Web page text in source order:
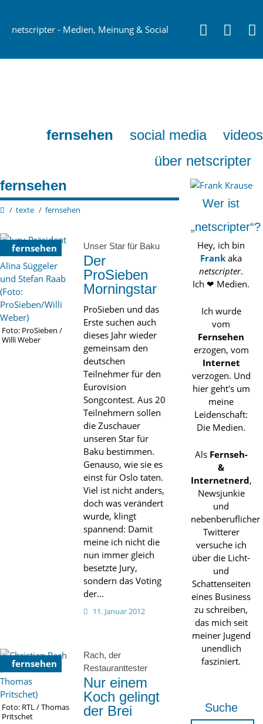
netscripter - Medien, Meinung & Social
fernsehen social media
videos
über netscripter
fernsehen
texte fernsehen
Foto: ProSieben /
Willi Weber
fernsehen Unser Star für Baku
Der
ProSieben
Morningstar
ProSieben und das
Erste suchen auch
dieses Jahr wieder
gemeinsam den
deutschen
Teilnehmer für den
Eurovision
Songcontest. Aus 20
Teilnehmern sollen
die Zuschauer
unseren Star für
Baku bestimmen.
Genauso, wie sie es
einst für Oslo taten.
Viel ist nicht anders,
doch was verändert
wurde, klingt
spannend: Damit
meine ich nicht die
nun immer gleich
besetzte Jury,
sondern das Voting
der...
11. Januar 2012
Foto: RTL / Thomas
Pritschet
fernsehen
Rach, der
Restauranttester
Nur einem
Koch gelingt
der Brei
Wer ist
„netscripter“?
Hey, ich bin
Frank aka
netscripter.
Ich ❤ Medien.
Ich wurde
vom
Fernsehen
erzogen, vom
Internet
verzogen. Und
hier geht's um
meine
Leidenschaft:
Die Medien.
Als Fernseh-
&
Internetnerd,
Newsjunkie
und
nebenberuflicher
Twitterer
versuche ich
über die Licht-
und
Schattenseiten
eines Business
zu schreiben,
das mich seit
meiner Jugend
unendlich
fasziniert.
Suche